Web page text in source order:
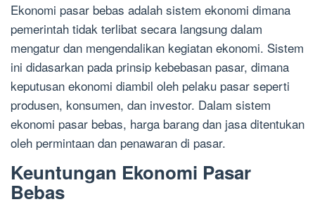
Ekonomi pasar bebas adalah sistem ekonomi dimana
pemerintah tidak terlibat secara langsung dalam
mengatur dan mengendalikan kegiatan ekonomi. Sistem
ini didasarkan pada prinsip kebebasan pasar, dimana
keputusan ekonomi diambil oleh pelaku pasar seperti
produsen, konsumen, dan investor. Dalam sistem
ekonomi pasar bebas, harga barang dan jasa ditentukan
oleh permintaan dan penawaran di pasar.
Keuntungan Ekonomi Pasar
Bebas